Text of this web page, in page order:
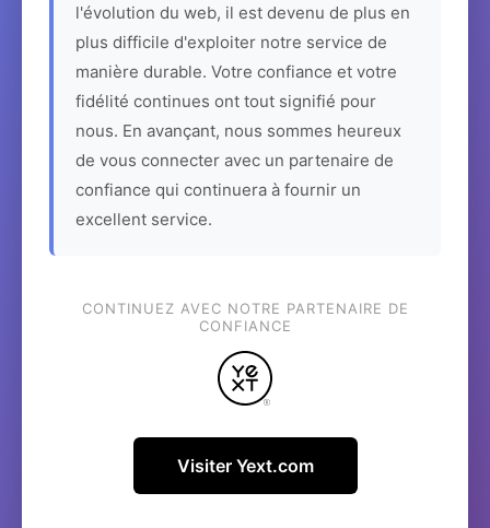
l'évolution du web, il est devenu de plus en
plus difficile d'exploiter notre service de
manière durable. Votre confiance et votre
fidélité continues ont tout signifié pour
nous. En avançant, nous sommes heureux
de vous connecter avec un partenaire de
confiance qui continuera à fournir un
excellent service.
CONTINUEZ AVEC NOTRE PARTENAIRE DE
CONFIANCE
Visiter Yext.com